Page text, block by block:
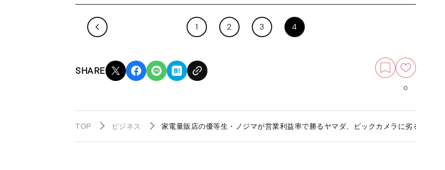
ソフト
1 2 3 4
SHARE
0
TOP ビジネス 家電量販店の優等生・ノジマが営業利益率で勝るヤマダ、ビックカメラに劣る数字